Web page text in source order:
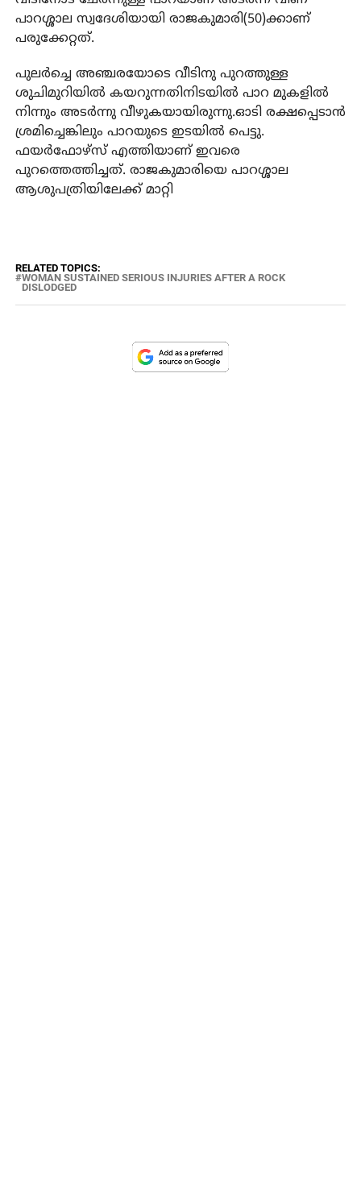
പാറശ്ശാല സ്വദേശിയായി രാജകുമാരി(50)ക്കാണ്
പരുക്കേറ്റത്.
പുലര്‍ച്ചെ അഞ്ചരയോടെ വീടിനു പുറത്തുള്ള
ശുചിമുറിയില്‍ കയറുന്നതിനിടയില്‍ പാറ മുകളില്‍
നിന്നും അടര്‍ന്നു വീഴുകയായിരുന്നു.ഓടി രക്ഷപ്പെടാന്‍
ശ്രമിച്ചെങ്കിലും പാറയുടെ ഇടയില്‍ പെട്ടു.
ഫയര്‍ഫോഴ്‌സ് എത്തിയാണ് ഇവരെ
പുറത്തെത്തിച്ചത്. രാജകുമാരിയെ പാറശ്ശാല
ആശുപത്രിയിലേക്ക് മാറ്റി
RELATED TOPICS:
WOMAN SUSTAINED SERIOUS INJURIES AFTER A ROCK
DISLODGED